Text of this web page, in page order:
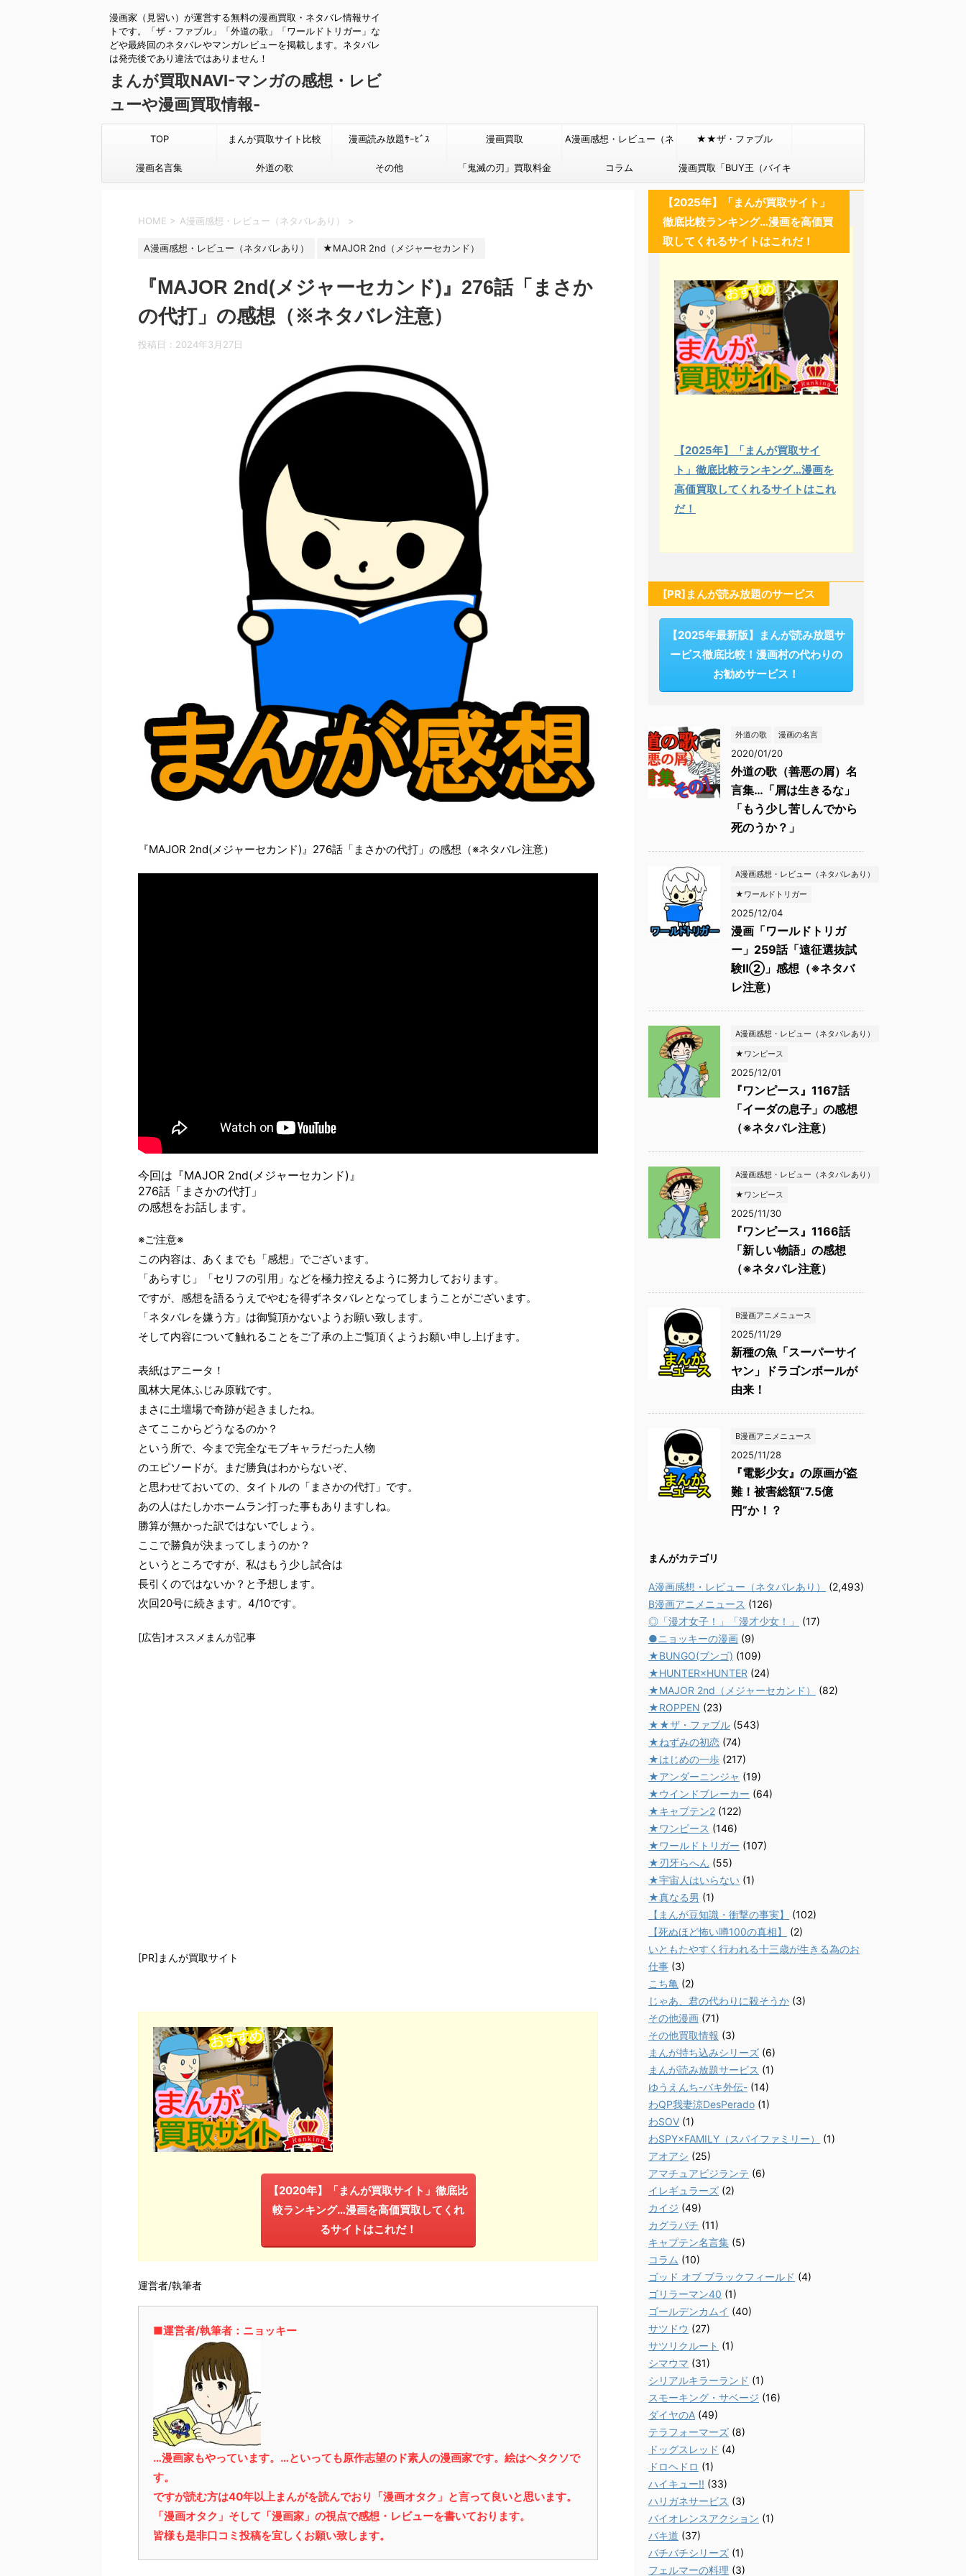
漫画家（見習い）が運営する無料の漫画買取・ネタバレ情報サイ
トです。「ザ・ファブル」「外道の歌」「ワールドトリガー」な
どや最終回のネタバレやマンガレビューを掲載します。ネタバレ
は発売後であり違法ではありません！
まんが買取NAVI-マンガの感想・レビ
ューや漫画買取情報-
TOP まんが買取サイト比較 漫画読み放題ｻｰﾋﾞｽ 漫画買取 A漫画感想・レビュー（ネ
タバレあり）
★★ザ・ファブル
漫画名言集 外道の歌 その他 「鬼滅の刃」買取料金 コラム 漫画買取「BUY王（バイキ
ング）」
HOME > A漫画感想・レビュー（ネタバレあり） >
A漫画感想・レビュー（ネタバレあり） ★MAJOR 2nd（メジャーセカンド）
『MAJOR 2nd(メジャーセカンド)』276話「まさか
の代打」の感想（※ネタバレ注意）
投稿日： 2024年3月27日
『MAJOR 2nd(メジャーセカンド)』276話「まさかの代打」の感想（※ネタバレ注意）
今回は『MAJOR 2nd(メジャーセカンド)』
276話「まさかの代打」
の感想をお話します。
※ご注意※
この内容は、あくまでも「感想」でございます。
「あらすじ」「セリフの引用」などを極力控えるように努力しております。
ですが、感想を語るうえでやむを得ずネタバレとなってしまうことがございます。
「ネタバレを嫌う方」は御覧頂かないようお願い致します。
そして内容について触れることをご了承の上ご覧頂くようお願い申し上げます。
表紙はアニータ！
風林大尾体ふじみ原戦です。
まさに土壇場で奇跡が起きましたね。
さてここからどうなるのか？
という所で、今まで完全なモブキャラだった人物
のエピソードが。まだ勝負はわからないぞ、
と思わせておいての、タイトルの「まさかの代打」です。
あの人はたしかホームラン打った事もありますしね。
勝算が無かった訳ではないでしょう。
ここで勝負が決まってしまうのか？
というところですが、私はもう少し試合は
長引くのではないか？と予想します。
次回20号に続きます。4/10です。
[広告]オススメまんが記事
[PR]まんが買取サイト
【2020年】「まんが買取サイト」徹底比
較ランキング…漫画を高価買取してくれ
るサイトはこれだ！
運営者/執筆者
■運営者/執筆者：ニョッキー
…漫画家もやっています。…といっても原作志望のド素人の漫画家です。絵はヘタクソで
す。
ですが読む方は40年以上まんがを読んでおり「漫画オタク」と言って良いと思います。
「漫画オタク」そして「漫画家」の視点で感想・レビューを書いております。
皆様も是非口コミ投稿を宜しくお願い致します。
【2025年】「まんが買取サイト」
徹底比較ランキング…漫画を高価買
取してくれるサイトはこれだ！
【2025年】「まんが買取サイ
ト」徹底比較ランキング…漫画を
高価買取してくれるサイトはこれ
だ！
[PR]まんが読み放題のサービス
【2025年最新版】まんが読み放題サ
ービス徹底比較！漫画村の代わりの
お勧めサービス！
外道の歌 漫画の名言
2020/01/20
外道の歌（善悪の屑）名
言集…「屑は生きるな」
「もう少し苦しんでから
死のうか？」
A漫画感想・レビュー（ネタバレあり）
★ワールドトリガー
2025/12/04
漫画「ワールドトリガ
ー」259話「遠征選抜試
験Ⅱ②」感想（※ネタバ
レ注意）
A漫画感想・レビュー（ネタバレあり）
★ワンピース
2025/12/01
『ワンピース』1167話
「イーダの息子」の感想
（※ネタバレ注意）
A漫画感想・レビュー（ネタバレあり）
★ワンピース
2025/11/30
『ワンピース』1166話
「新しい物語」の感想
（※ネタバレ注意）
B漫画アニメニュース
2025/11/29
新種の魚「スーパーサイ
ヤン」ドラゴンボールが
由来！
B漫画アニメニュース
2025/11/28
『電影少女』の原画が盗
難！被害総額“7.5億
円”か！？
まんがカテゴリ
A漫画感想・レビュー（ネタバレあり）
(2,493)
B漫画アニメニュース (126)
◎「漫才女子！」「漫才少女！」
(17)
●ニョッキーの漫画 (9)
★BUNGO(ブンゴ) (109)
★HUNTER×HUNTER (24)
★MAJOR 2nd（メジャーセカンド）
(82)
★ROPPEN (23)
★★ザ・ファブル (543)
★ねずみの初恋 (74)
★はじめの一歩 (217)
★アンダーニンジャ (19)
★ウインドブレーカー (64)
★キャプテン2 (122)
★ワンピース (146)
★ワールドトリガー (107)
★刃牙らへん (55)
★宇宙人はいらない (1)
★真なる男 (1)
【まんが豆知識・衝撃の事実】
(102)
【死ぬほど怖い噂100の真相】
(2)
いともたやすく行われる十三歳が生きる為のお
仕事 (3)
こち亀 (2)
じゃあ、君の代わりに殺そうか (3)
その他漫画 (71)
その他買取情報 (3)
まんが持ち込みシリーズ (6)
まんが読み放題サービス (1)
ゆうえんち-バキ外伝- (14)
わQP我妻涼DesPerado (1)
わSOV (1)
わSPY×FAMILY（スパイファミリー）
(1)
アオアシ (25)
アマチュアビジランテ (6)
イレギュラーズ (2)
カイジ (49)
カグラバチ (11)
キャプテン名言集 (5)
コラム (10)
ゴッド オブ ブラックフィールド (4)
ゴリラーマン40 (1)
ゴールデンカムイ (40)
サツドウ (27)
サツリクルート (1)
シマウマ (31)
シリアルキラーランド (1)
スモーキング・サベージ (16)
ダイヤのA (49)
テラフォーマーズ (8)
ドッグスレッド (4)
ドロヘドロ (1)
ハイキュー!! (33)
ハリガネサービス (3)
バイオレンスアクション (1)
バキ道 (37)
バチバチシリーズ (1)
フェルマーの料理 (3)